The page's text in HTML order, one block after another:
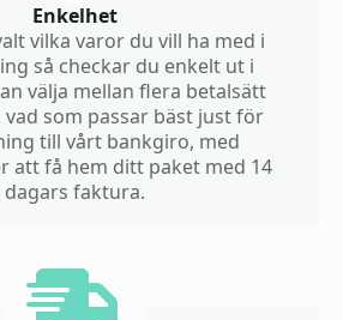
Enkelhet
vilka varor du vill ha med i
så checkar du enkelt ut i
välja mellan flera betalsätt
som passar bäst just för
till vårt bankgiro, med
att få hem ditt paket med 14
dagars faktura.